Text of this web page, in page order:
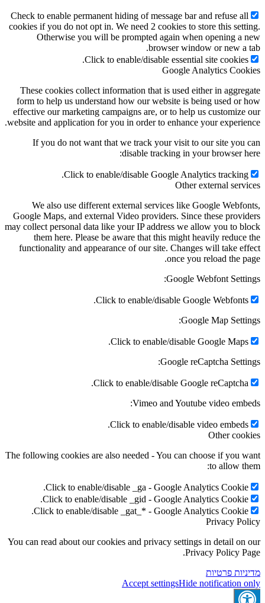
Check to enable permanent hiding of message bar and refuse all
cookies if you do not opt in. We need 2 cookies to store this setting.
Otherwise you will be prompted again when opening a new
browser window or new a tab.
Click to enable/disable essential site cookies.
Google Analytics Cookies
These cookies collect information that is used either in aggregate
form to help us understand how our website is being used or how
effective our marketing campaigns are, or to help us customize our
website and application for you in order to enhance your experience.
If you do not want that we track your visit to our site you can
disable tracking in your browser here:
Click to enable/disable Google Analytics tracking.
Other external services
We also use different external services like Google Webfonts,
Google Maps, and external Video providers. Since these providers
may collect personal data like your IP address we allow you to block
them here. Please be aware that this might heavily reduce the
functionality and appearance of our site. Changes will take effect
once you reload the page.
Google Webfont Settings:
Click to enable/disable Google Webfonts.
Google Map Settings:
Click to enable/disable Google Maps.
Google reCaptcha Settings:
Click to enable/disable Google reCaptcha.
Vimeo and Youtube video embeds:
Click to enable/disable video embeds.
Other cookies
The following cookies are also needed - You can choose if you want
to allow them:
Click to enable/disable _ga - Google Analytics Cookie.
Click to enable/disable _gid - Google Analytics Cookie.
Click to enable/disable _gat_* - Google Analytics Cookie.
Privacy Policy
You can read about our cookies and privacy settings in detail on our
Privacy Policy Page.
מדיניות פרטיות
Accept settingsHide notification only